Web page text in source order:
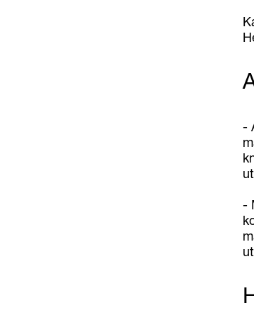
-
-